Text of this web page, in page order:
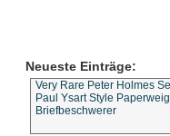
Neueste Einträge:
Very Rare Peter Holmes
Paul Ysart Style
Briefbeschwerer